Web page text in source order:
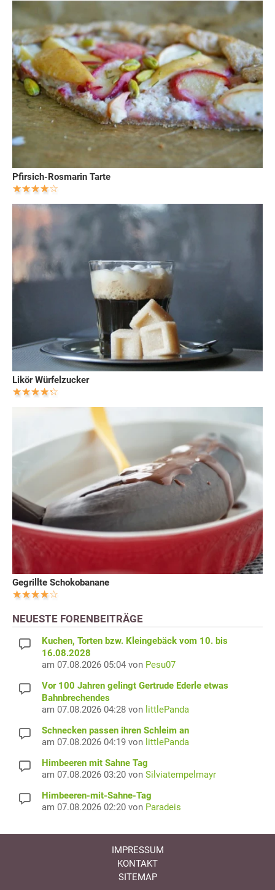
Pfirsich-Rosmarin Tarte
Likör Würfelzucker
Gegrillte Schokobanane
NEUESTE FORENBEITRÄGE
Kuchen, Torten bzw. Kleingebäck vom 10. bis
16.08.2028
am 07.08.2026 05:04 von Pesu07
Vor 100 Jahren gelingt Gertrude Ederle etwas
Bahnbrechendes
am 07.08.2026 04:28 von littlePanda
Schnecken passen ihren Schleim an
am 07.08.2026 04:19 von littlePanda
Himbeeren mit Sahne Tag
am 07.08.2026 03:20 von Silviatempelmayr
Himbeeren-mit-Sahne-Tag
am 07.08.2026 02:20 von Paradeis
IMPRESSUM
KONTAKT
SITEMAP